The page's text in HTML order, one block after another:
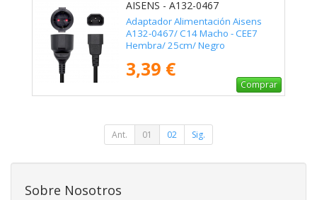
AISENS - A132-0467
Adaptador Alimentación Aisens
A132-0467/ C14 Macho - CEE7
Hembra/ 25cm/ Negro
3,39 €
Comprar
Ant. 01 02 Sig.
Sobre Nosotros